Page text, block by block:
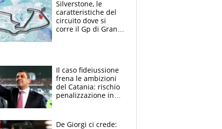
Silverstone, le
caratteristiche del
circuito dove si
corre il Gp di Gran
Il caso fideiussione
frena le ambizioni
del Catania: rischio
penalizzazione in
De Giorgi ci crede: